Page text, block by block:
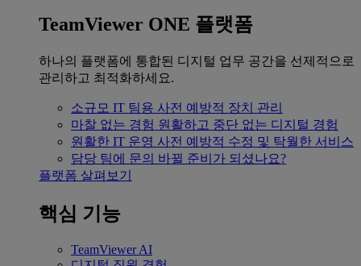
TeamViewer ONE 플랫폼
하나의 플랫폼에 통합된 디지털 업무 공간을 선제적으로
관리하고 최적화하세요.
소규모 IT 팀용 사전 예방적 장치 관리
마찰 없는 경험 원활하고 중단 없는 디지털 경험
원활한 IT 운영 사전 예방적 수정 및 탁월한 서비스
담당 팀에 문의 바뀔 준비가 되셨나요?
플랫폼 살펴보기
핵심 기능
TeamViewer AI